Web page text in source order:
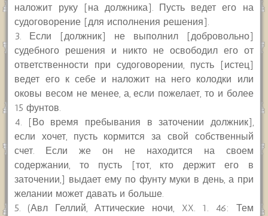
наложит руку [на должника]. Пусть ведет его на
судоговорение [для исполнения решения].
3. Если [должник] не выполнил [добровольно]
судебного решения и никто не освободил его от
ответственности при судоговорении, пусть [истец]
ведет его к себе и наложит на него колодки или
оковы весом не менее, а, если пожелает, то и более
15 фунтов.
4. [Во время пребывания в заточении должник],
если хочет, пусть кормится за свой собственный
счет. Если же он не находится на своем
содержании, то пусть [тот, кто держит его в
заточении,] выдает ему по фунту муки в день, а при
желании может давать и больше.
5. (Авл Геллий, Аттические ночи, XX. 1. 46: Тем